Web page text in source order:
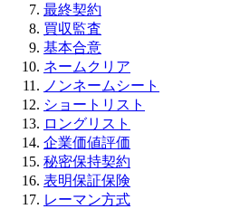
最終契約
買収監査
基本合意
ネームクリア
ノンネームシート
ショートリスト
ロングリスト
企業価値評価
秘密保持契約
表明保証保険
レーマン方式